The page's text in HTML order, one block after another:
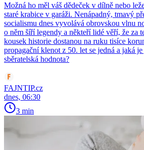
Možná ho měl váš dědeček v dílně nebo
staré krabice v garáži. Nenápadný, tmavý
socialismu dnes vyvolává obrovskou vlnu
o něm šíří legendy a někteří lidé věří, že za
kousek historie dostanou na ruku tisíce
propagační klenot z 50. let se jedná a jaká
sběratelská hodnota?
FAJNTIP.cz
dnes, 06:30
3 min